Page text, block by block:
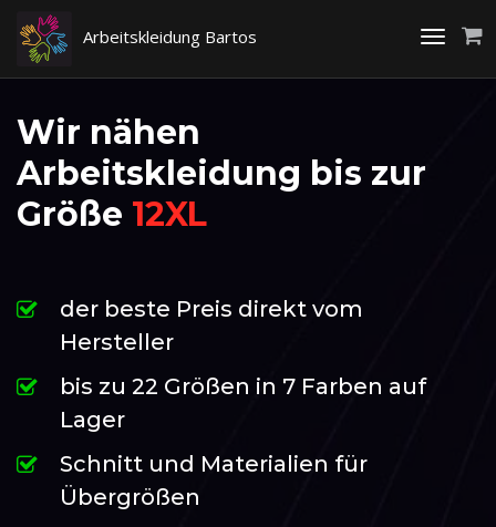
Toggle
Arbeitskleidung Bartos
Wir nähen
Arbeitskleidung bis zur
Größe 12XL
der beste Preis direkt vom
Hersteller
bis zu 22 Größen in 7 Farben auf
Lager
Schnitt und Materialien für
Übergrößen